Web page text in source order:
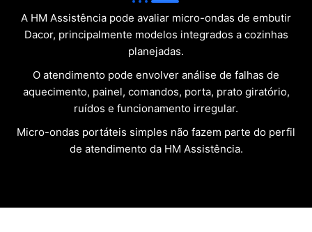
A HM Assistência pode avaliar micro-ondas de embutir
Dacor, principalmente modelos integrados a cozinhas
planejadas.
O atendimento pode envolver análise de falhas de
aquecimento, painel, comandos, porta, prato giratório,
ruídos e funcionamento irregular.
Micro-ondas portáteis simples não fazem parte do perfil
de atendimento da HM Assistência.